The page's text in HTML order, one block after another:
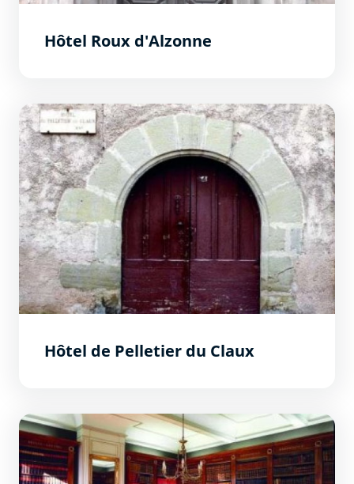
Hôtel Roux d'Alzonne
Hôtel de Pelletier du Claux
Hôtel de Pelletier du Claux
Hôtel de Murat